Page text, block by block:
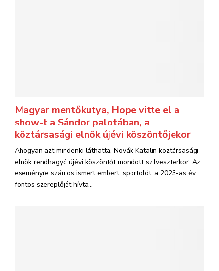
Magyar mentőkutya, Hope vitte el a
show-t a Sándor palotában, a
köztársasági elnök újévi köszöntőjekor
Ahogyan azt mindenki láthatta, Novák Katalin köztársasági
elnök rendhagyó újévi köszöntőt mondott szilveszterkor. Az
eseményre számos ismert embert, sportolót, a 2023-as év
fontos szereplőjét hívta...